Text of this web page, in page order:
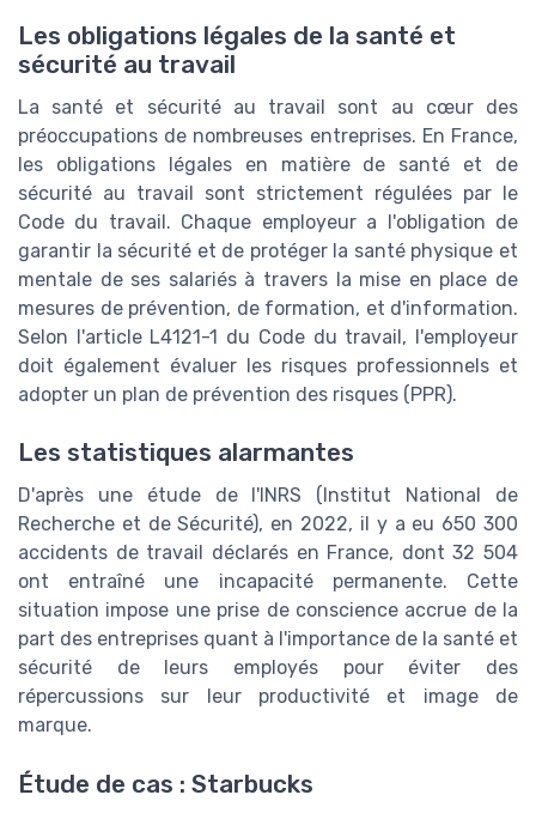
Les obligations légales de la santé et
sécurité au travail
La santé et sécurité au travail sont au cœur des
préoccupations de nombreuses entreprises. En France,
les obligations légales en matière de santé et de
sécurité au travail sont strictement régulées par le
Code du travail. Chaque employeur a l'obligation de
garantir la sécurité et de protéger la santé physique et
mentale de ses salariés à travers la mise en place de
mesures de prévention, de formation, et d'information.
Selon l'article L4121-1 du Code du travail, l'employeur
doit également évaluer les risques professionnels et
adopter un plan de prévention des risques (PPR).
Les statistiques alarmantes
D'après une étude de l'INRS (Institut National de
Recherche et de Sécurité), en 2022, il y a eu 650 300
accidents de travail déclarés en France, dont 32 504
ont entraîné une incapacité permanente. Cette
situation impose une prise de conscience accrue de la
part des entreprises quant à l'importance de la santé et
sécurité de leurs employés pour éviter des
répercussions sur leur productivité et image de
marque.
Étude de cas : Starbucks